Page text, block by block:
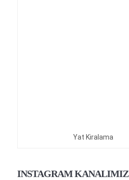
Yat Kiralama
INSTAGRAM KANALIMIZ